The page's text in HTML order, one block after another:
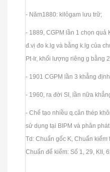
- Năm1880: kilôgam lưu trữ;
- 1889, CGPM lần 1 chọn quả
đ.vị đo k.lg và bằng k.lg của
Pt-Ir, khối lượng riêng g bằng
- 1901 CGPM lần 3 khẳng
- 1960, ra đời SI, lần nữa
- Chế tạo nhiều q.cân thép
sử dụng tại BIPM và phân
Td: Chuẩn gốc K, Chuẩn kiểm
Chuẩn để kiểm: Số 1, 29, KII,